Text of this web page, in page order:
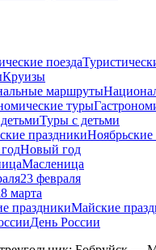
Круизы
Туры с детьми
Ноябрьские
Новый год
Масленица
23 февраля
8 марта
Майские
День России